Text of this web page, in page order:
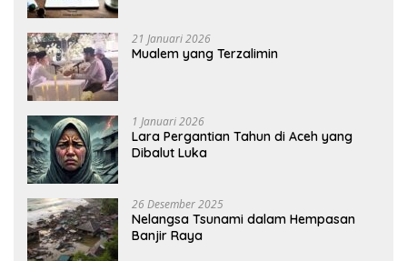
21 Januari 2026
Mualem yang Terzalimin
1 Januari 2026
Lara Pergantian Tahun di Aceh yang
Dibalut Luka
26 Desember 2025
Nelangsa Tsunami dalam Hempasan
Banjir Raya